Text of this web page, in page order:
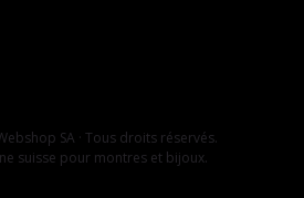
SA · Tous droits réservés.
suisse pour montres et bijoux.